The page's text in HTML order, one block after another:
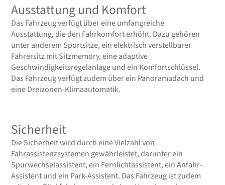
Ausstattung und Komfort
Das Fahrzeug verfügt über eine umfangreiche
Ausstattung, die den Fahrkomfort erhöht. Dazu gehören
unter anderem Sportsitze, ein elektrisch verstellbarer
Fahrersitz mit Sitzmemory, eine adaptive
Geschwindigkeitsregelanlage und ein Komfortschlüssel.
Das Fahrzeug verfügt zudem über ein Panoramadach und
eine Dreizonen-Klimaautomatik.
Sicherheit
Die Sicherheit wird durch eine Vielzahl von
Fahrassistenzsystemen gewährleistet, darunter ein
Spurwechselassistent, ein Fernlichtassistent, ein Anfahr-
Assistent und ein Park-Assistent. Das Fahrzeug ist zudem